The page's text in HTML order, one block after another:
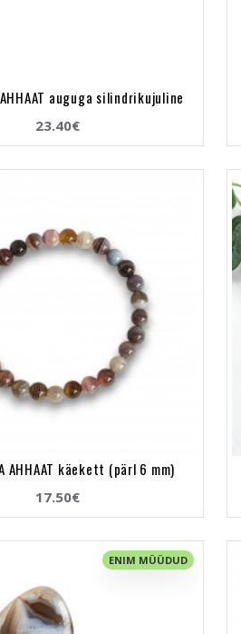
AHHAAT auguga silindrikujuline
23.40€
AHHAAT käekett (pärl 6 mm)
17.50€
ENIM MÜÜDUD